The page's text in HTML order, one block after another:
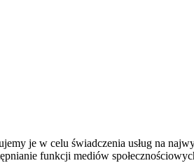
je w celu świadczenia usług na
funkcji mediów